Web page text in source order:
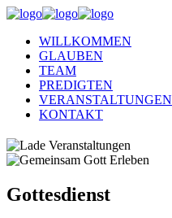
WILLKOMMEN
GLAUBEN
TEAM
PREDIGTEN
VERANSTALTUNGEN
KONTAKT
Gottesdienst